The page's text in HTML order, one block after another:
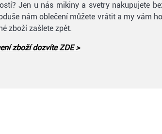
Jen u nás mikiny a svetry nakupujete
nám oblečení můžete vrátit a my vám
zboží zašlete zpět.
zboží dozvíte ZDE >